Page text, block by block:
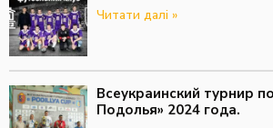
Читати далі »
Всеукраинский турнир
Подолья» 2024 года.